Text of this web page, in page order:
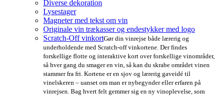
Diverse dekoration
Lysestager
Magneter med tekst om vin
Originale vin trækasser og endestykker med logo
Scratch-Off vinkortGør din vinrejse både lærerig og
underholdende med Scratch-off vinkortene. Der findes
forskellige flotte og interaktive kort over forskellige vinområder,
så hver gang du smager en vin, så kan du skrabe området vinen
stammer fra fri. Kortene er en sjov og lærerig gaveidé til
vinelskeren – uanset om man er nybegynder eller erfaren på
vinrejsen. Bag hvert felt gemmer sig en ny vinoplevelse, som